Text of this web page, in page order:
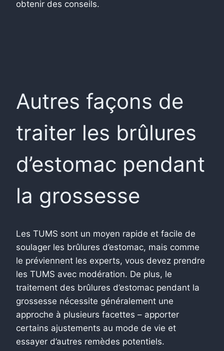
obtenir des conseils.
Autres façons de
traiter les brûlures
d’estomac pendant
la grossesse
Les TUMS sont un moyen rapide et facile de
soulager les brûlures d’estomac, mais comme
le préviennent les experts, vous devez prendre
les TUMS avec modération. De plus, le
traitement des brûlures d’estomac pendant la
grossesse nécessite généralement une
approche à plusieurs facettes – apporter
certains ajustements au mode de vie et
essayer d’autres remèdes potentiels.